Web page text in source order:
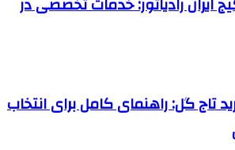
تاج گل: راهنمای کامل برای انتخاب